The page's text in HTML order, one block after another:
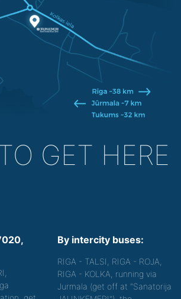
GET HERE
By intercity buses:
RIGA - TALSI, RIGA - ROJA,
RIGA - KOLKA, running via
Jurmala (get off at "Sanatorija